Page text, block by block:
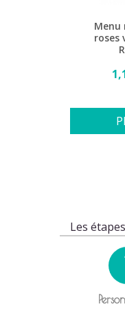
Menu
roses
Les